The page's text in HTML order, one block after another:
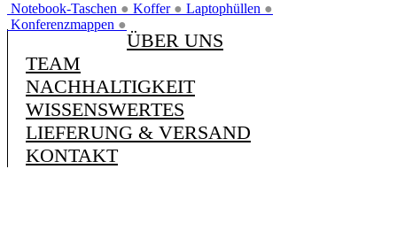
Notebook-Taschen ● Koffer ● Laptophüllen ●
Konferenzmappen ●
ÜBER UNS
TEAM
NACHHALTIGKEIT
WISSENSWERTES
LIEFERUNG & VERSAND
KONTAKT